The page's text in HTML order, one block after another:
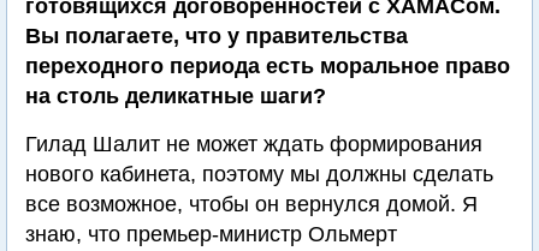
готовящихся договоренностей с ХАМАСом.
Вы полагаете, что у правительства
переходного периода есть моральное право
на столь деликатные шаги?
Гилад Шалит не может ждать формирования
нового кабинета, поэтому мы должны сделать
все возможное, чтобы он вернулся домой. Я
знаю, что премьер-министр Ольмерт